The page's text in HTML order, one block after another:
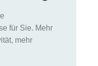
für Sie. Mehr
mehr